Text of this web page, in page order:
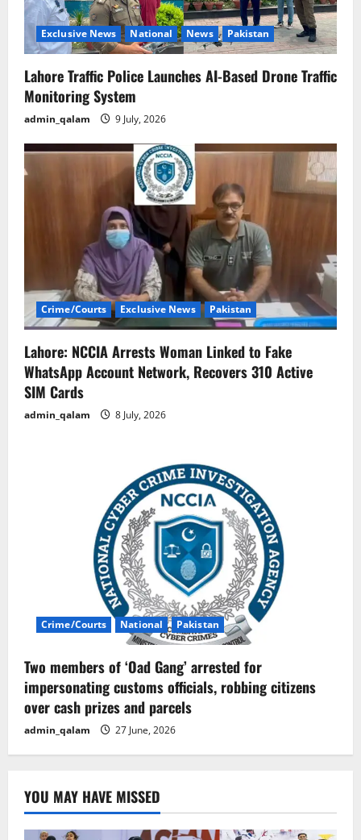
i
o
n
Exclusive News National News Pakistan
Lahore Traffic Police Launches AI-Based Drone Traffic
Monitoring System
admin_qalam 9 July, 2026
Crime/Courts Exclusive News Pakistan
Lahore: NCCIA Arrests Woman Linked to Fake
WhatsApp Account Network, Recovers 310 Active
SIM Cards
admin_qalam 8 July, 2026
Crime/Courts National Pakistan
Two members of ‘Oad Gang’ arrested for
impersonating customs officials, robbing citizens
over cash prizes and parcels
admin_qalam 27 June, 2026
YOU MAY HAVE MISSED